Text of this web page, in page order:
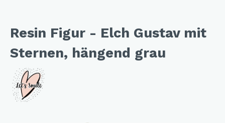
Resin Figur - Elch Gustav mit
Sternen, hängend grau